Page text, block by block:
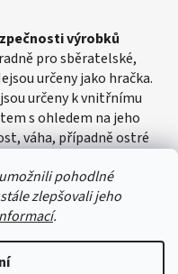
pohodlné
zlepšovali jeho
.
výrobků
pro sběratelské,
určeny jako hračka.
určeny k vnitřnímu
s ohledem na jeho
váha, případně ostré